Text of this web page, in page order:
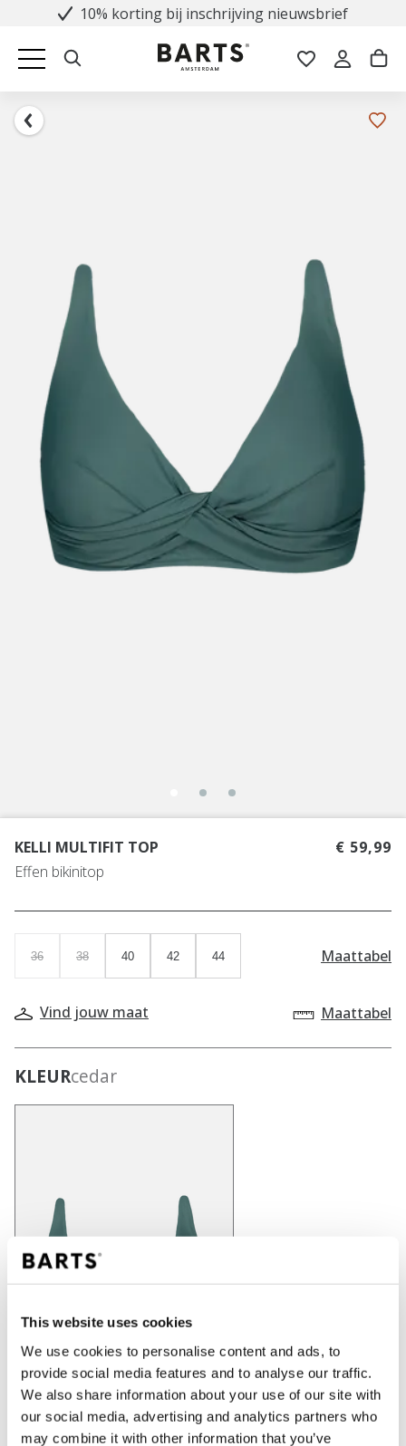
This website uses cookies
We use cookies to personalise content and ads, to
provide social media features and to analyse our traffic.
We also share information about your use of our site with
our social media, advertising and analytics partners who
may combine it with other information that you’ve
10% korting bij inschrijving nieuwsbrief
KELLI MULTIFIT TOP
Effen bikinitop
€ 59,99
36 38 40 42 44 Maattabel
Vind jouw maat Maattabel
KLEURcedar